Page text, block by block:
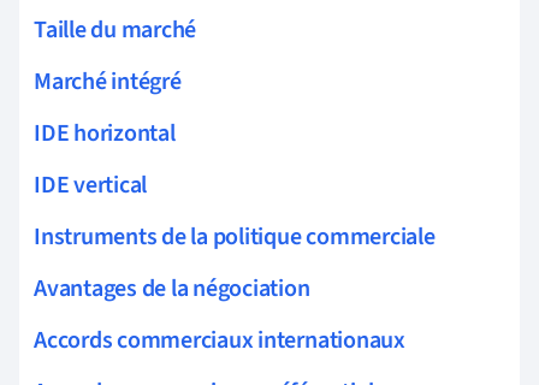
Taille du marché
Marché intégré
IDE horizontal
IDE vertical
Instruments de la politique commerciale
Avantages de la négociation
Accords commerciaux internationaux